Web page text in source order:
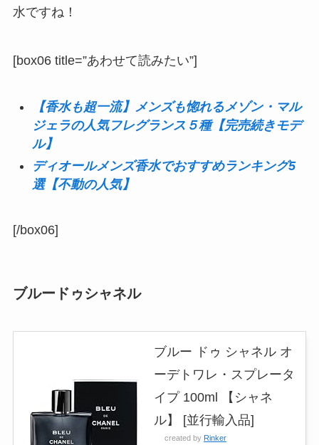
水ですね！
[box06 title=”あわせて読みたい”]
【香水も超一流】メンズも惚れるメゾン・マル
ジェラの人気フレグランス５種【完売続きモデ
ル】
ディオールメンズ香水でおすすめランキング5
選【不動の人気】
[/box06]
ブルードゥシャネル
ブルー ドゥ シャネル オ
ーデトワレ・スプレータ
イプ 100ml 【シャネ
ル】 [並行輸入品]
created by Rinker